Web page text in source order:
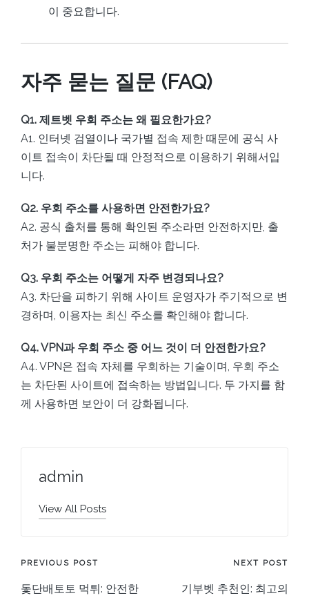
이 중요합니다.
자주 묻는 질문 (FAQ)
Q1. 제트벳 우회 주소는 왜 필요한가요?
A1. 인터넷 검열이나 국가별 접속 제한 때문에 공식 사
이트 접속이 차단될 때 안정적으로 이용하기 위해서입
니다.
Q2. 우회 주소를 사용하면 안전한가요?
A2. 공식 출처를 통해 확인된 주소라면 안전하지만, 출
처가 불분명한 주소는 피해야 합니다.
Q3. 우회 주소는 어떻게 자주 변경되나요?
A3. 차단을 피하기 위해 사이트 운영자가 주기적으로 변
경하며, 이용자는 최신 주소를 확인해야 합니다.
Q4. VPN과 우회 주소 중 어느 것이 더 안전한가요?
A4. VPN은 접속 자체를 우회하는 기술이며, 우회 주소
는 차단된 사이트에 접속하는 방법입니다. 두 가지를 함
께 사용하면 보안이 더 강화됩니다.
admin
View All Posts
Post
PREVIOUS POST
돛단배토토 먹튀: 안전한
NEXT POST
기부벳 추천인: 최고의